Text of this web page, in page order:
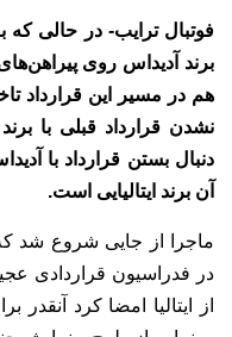
فوتبال ترایب- در حالی
برند آدیداس روی
هم در مسیر این قرارداد
نشدن قرارداد قبلی با
دنبال بستن قرارداد با
آن برند ایتالیایی است.
ماجرا از جایی شروع شد
در فدراسیون قراردادی
از ایتالیا امضا کرد